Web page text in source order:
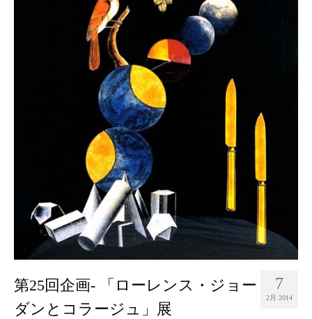
7
2月 2014
第25回企画- 「ローレンス・ジョー
ダンとコラージュ」展